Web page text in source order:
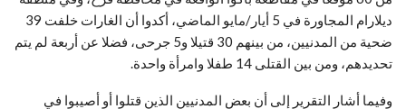
ديلارام المجاورة في 5 أيار/مايو الماضي، أكدوا أن الغارات خلفت 39
ضحية من المدنيين، من بينهم 30 قتيلا و5 جرحى، فضلا عن أربعة لم يتم
تحديدهم، ومن بين القتلى 14 طفلا وامرأة واحدة.
وفيما أشار التقرير إلى أن بعض المدنيين الذين قتلوا أو أصيبوا في